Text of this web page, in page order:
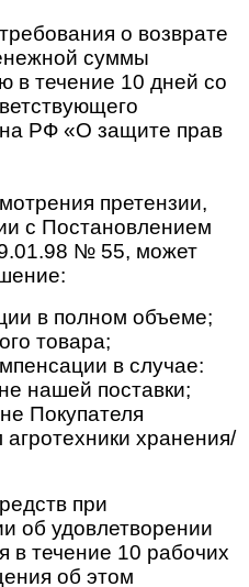
о возврате
суммы
в течение 10 дней со
РФ «О защите прав
претензии,
с Постановлением
№ 55, может
в полном объеме;
товара;
в случае:
нашей поставки;
Покупателя
хранения/
при
об удовлетворении
в течение 10 рабочих
об этом